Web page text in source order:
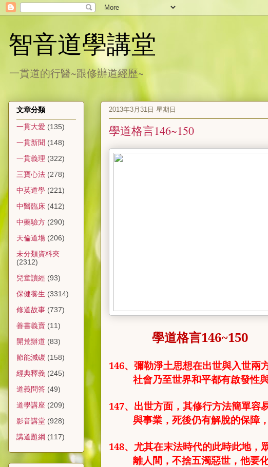
智音道學講堂
一貫道的行醫~跟修辦道經歷~
2013年3月31日 星期日
學道格言146~150
學道格言146~150
146、 彌勒淨土思想在出世與入世兩
社會乃至世界和平都有啟發性
147、 出世方面，其修行方法簡單容
與事業，死後仍有解脫的保障
148、 尤其在末法時代的此時此地，
離人間，不捨五濁惡世，他要
文章分類
一貫大愛 (135)
一貫新聞 (148)
一貫義理 (322)
三寶心法 (278)
中英道學 (221)
中醫臨床 (412)
中藥驗方 (290)
天倫道場 (206)
未分類資料夾
(2312)
兒童讀經 (93)
保健養生 (3314)
修道故事 (737)
善書義賣 (11)
開荒辦道 (83)
節能減碳 (158)
經典釋義 (245)
道義問答 (49)
道學講座 (209)
影音講堂 (928)
講道題綱 (117)